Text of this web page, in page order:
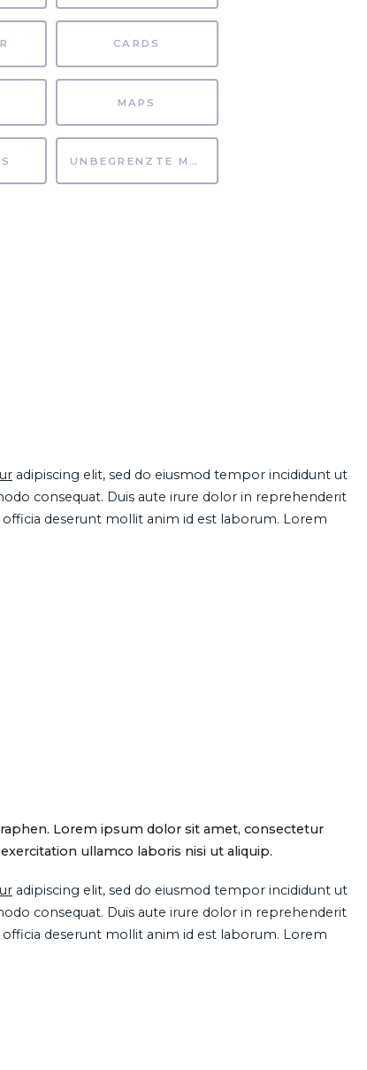
CARDS
MAPS
UNBEGRENZTE MÖGLICHKEITEN
adipiscing elit, sed do eiusmod tempor incididunt ut
consequat. Duis aute irure dolor in reprehenderit
deserunt mollit anim id est laborum. Lorem
Lorem ipsum dolor sit amet, consectetur
ullamco laboris nisi ut aliquip.
adipiscing elit, sed do eiusmod tempor incididunt ut
consequat. Duis aute irure dolor in reprehenderit
deserunt mollit anim id est laborum. Lorem